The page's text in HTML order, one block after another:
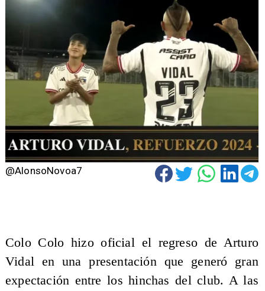
@AlonsoNovoa7
​Colo Colo hizo oficial el regreso de Arturo
Vidal en una presentación que generó gran
expectación entre los hinchas del club. A las